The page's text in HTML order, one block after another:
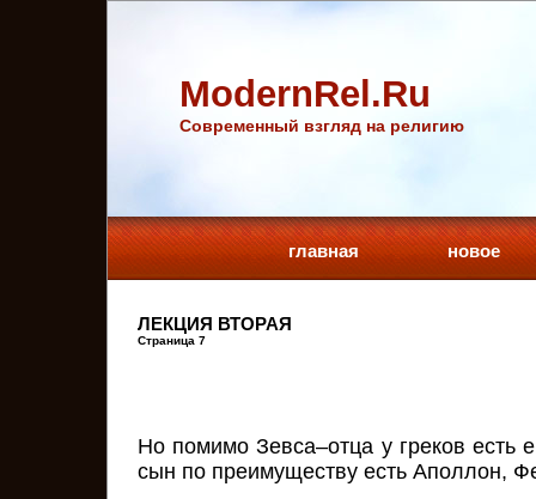
ModernRel.Ru
Cовременный взгляд на религию
главная новое
ЛЕКЦИЯ ВТОРАЯ
Страница 7
Но помимо Зевса–отца у греков есть
сын по преимуществу есть Аполлон,